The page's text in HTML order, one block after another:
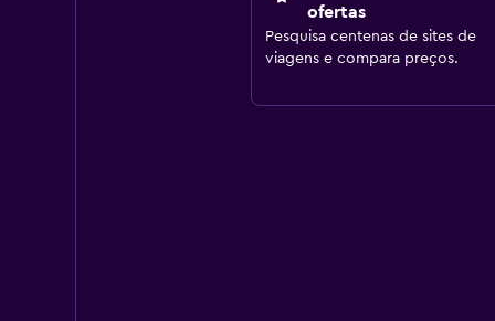
ofertas
Pesquisa centenas de sites de
viagens e compara preços.